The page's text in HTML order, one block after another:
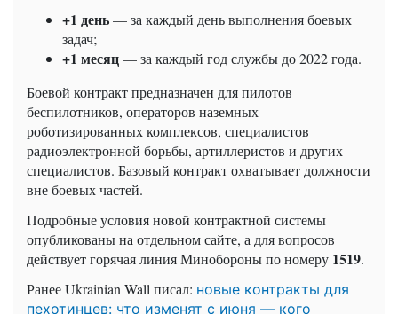
+1 день— за каждый день выполнения боевых
задач;
+1 месяц— за каждый год службы до 2022 года.
Боевой контракт предназначен для пилотов
беспилотников, операторов наземных
роботизированных комплексов, специалистов
радиоэлектронной борьбы, артиллеристов и других
специалистов. Базовый контракт охватывает должности
вне боевых частей.
Подробные условия новой контрактной системы
опубликованы на отдельном сайте, а для вопросов
действует горячая линия Минобороны по номеру 1519.
Ранее Ukrainian Wall писал: новые контракты для
пехотинцев: что изменят с июня — кого